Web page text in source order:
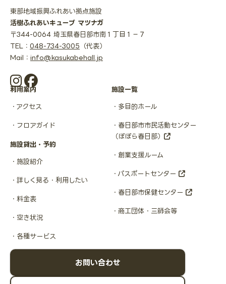
東部地域振興ふれあい拠点施設
活樹ふれあいキューブ マツナガ
〒344-0064 埼玉県春日部市南１丁目１−７
TEL： 048-734-3005 （代表）
Mail： info@kasukabehall.jp
利用案内
アクセス
フロアガイド
施設貸出・予約
施設紹介
詳しく見る・利用したい
料金表
空き状況
各種サービス
施設一覧
多目的ホール
春日部市市民活動センター
（ぽぽら春日部）
創業支援ルーム
パスポートセンター
春日部市保健センター
商工団体・三師会等
お問い合わせ